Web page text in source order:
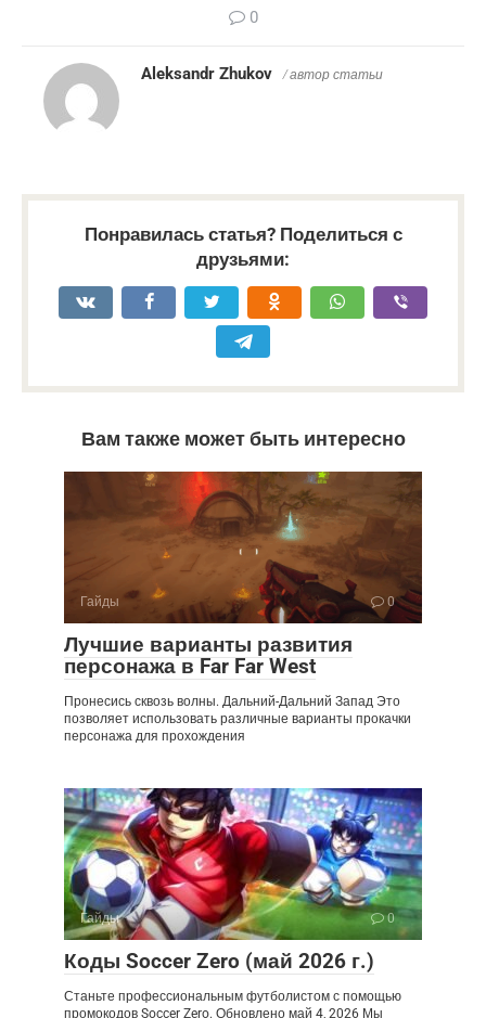
0
Aleksandr Zhukov / автор статьи
Понравилась статья? Поделиться с
друзьями:
Вам также может быть интересно
Гайды 0
Лучшие варианты развития
персонажа в Far Far West
Пронесись сквозь волны. Дальний-Дальний Запад Это
позволяет использовать различные варианты прокачки
персонажа для прохождения
Гайды 0
Коды Soccer Zero (май 2026 г.)
Станьте профессиональным футболистом с помощью
промокодов Soccer Zero. Обновлено май 4, 2026 Мы